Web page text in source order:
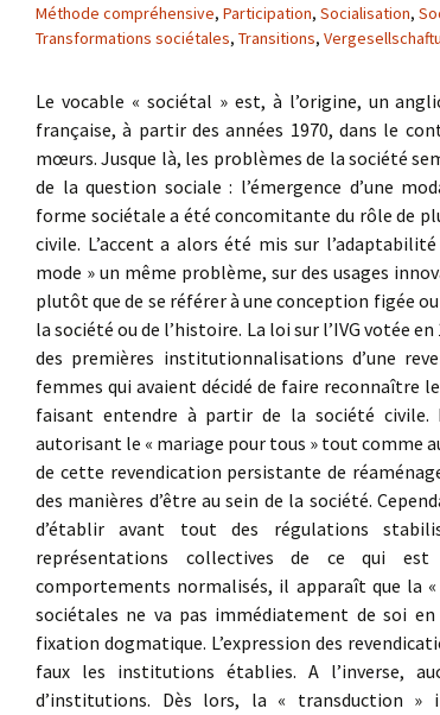
Méthode compréhensive, Participation, Socialisation,
Transformations sociétales, Transitions,
Le vocable « sociétal » est, à l’origine, un
française, à partir des années 1970, dans le
mœurs. Jusque là, les problèmes de la société
de la question sociale : l’émergence d’une
forme sociétale a été concomitante du rôle de
civile. L’accent a alors été mis sur
mode » un même problème, sur des usages
plutôt que de se référer à une conception figée
la société ou de l’histoire. La loi sur l’IVG votée
des premières institutionnalisations d’une
femmes qui avaient décidé de faire reconnaître
faisant entendre à partir de la société civile.
autorisant le « mariage pour tous » tout comme
de cette revendication persistante de
des manières d’être au sein de la société.
d’établir avant tout des régulations
représentations collectives de ce qui
comportements normalisés, il apparaît que la
sociétales ne va pas immédiatement de soi
fixation dogmatique. L’expression des
faux les institutions établies. A l’inverse,
d’institutions. Dès lors, la « transduction »